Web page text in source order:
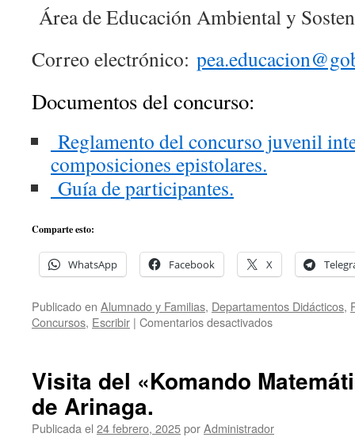
Área de Educación Ambiental y
Correo electrónico:
Documentos del concurso:
Reglamento del concurso juvenil
composiciones epistolares.
Guía de participantes.
Comparte esto:
WhatsApp Facebook X
Publicado en Alumnado y Familias, Departamentos Didácticos,
Concursos, Escribir | Comentarios desactivadosen
Concurso
de
Visita del «Komando
de Arinaga.
Publicada el 24 febrero, 2025porAdministrador